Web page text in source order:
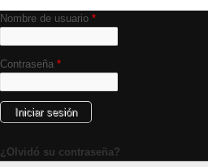
Nombre de usuario *
Contraseña *
¿Olvidó su contraseña?